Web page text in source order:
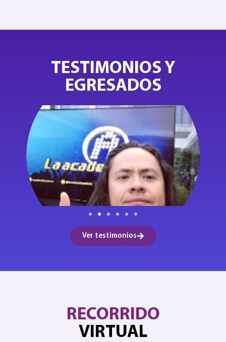
TESTIMONIOS Y
EGRESADOS
Ver testimonios
RECORRIDO
VIRTUAL